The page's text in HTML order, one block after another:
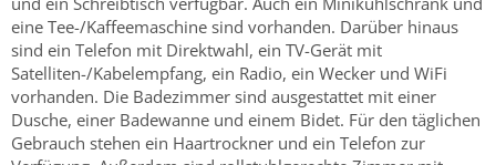
eine Tee-/Kaffeemaschine sind vorhanden. Darüber hinaus
sind ein Telefon mit Direktwahl, ein TV-Gerät mit
Satelliten-/Kabelempfang, ein Radio, ein Wecker und WiFi
vorhanden. Die Badezimmer sind ausgestattet mit einer
Dusche, einer Badewanne und einem Bidet. Für den täglichen
Gebrauch stehen ein Haartrockner und ein Telefon zur